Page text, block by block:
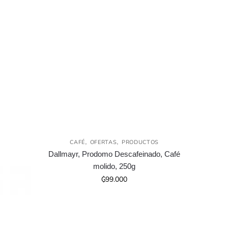
Agotado
CAFÉ, OFERTAS, PRODUCTOS
Dallmayr, Prodomo Descafeinado, Café
molido, 250g
₲99.000